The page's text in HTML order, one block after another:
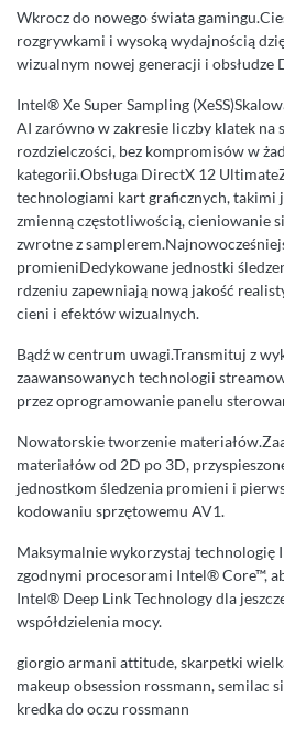
Wkrocz do nowego świata
rozgrywkami i wysoką wydajnością
wizualnym nowej generacji i
Intel® Xe Super Sampling
AI zarówno w zakresie liczby klatek na
rozdzielczości, bez kompromisów w
kategorii.Obsługa DirectX 12
technologiami kart graficznych, takimi
zmienną częstotliwością, cieniowanie
zwrotne z
promieniDedykowane jednostki
rdzeniu zapewniają nową jakość
cieni i efektów wizualnych.
Bądź w centrum uwagi.Transmituj z
zaawansowanych technologii
przez oprogramowanie panelu
Nowatorskie tworzenie
materiałów od 2D po 3D,
jednostkom śledzenia promieni i
kodowaniu sprzętowemu AV1.
Maksymalnie wykorzystaj technologię
zgodnymi procesorami Intel® Core™,
Intel® Deep Link Technology dla
współdzielenia mocy.
giorgio armani attitude, skarpetki
makeup obsession rossmann, semilac
kredka do oczu rossmann